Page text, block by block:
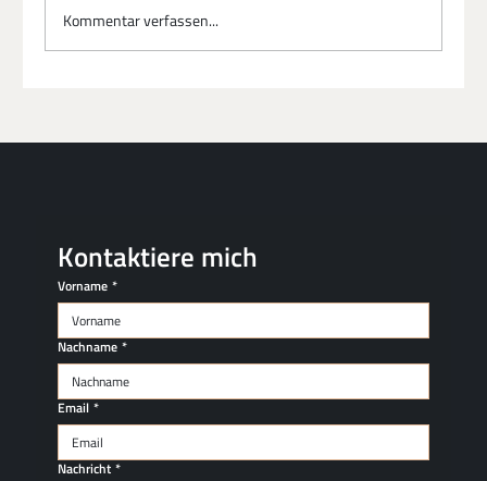
Kommentar verfassen...
Kontaktiere mich
Vorname *
Nachname *
Email *
Nachricht *